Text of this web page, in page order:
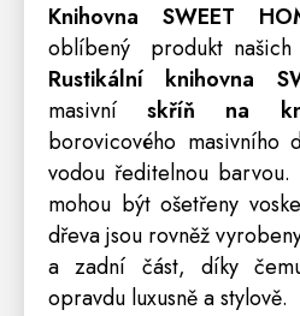
Knihovna SWEET
oblíbený produkt
Rustikální knihovna
masivní
skříň na
borovicového masivního
vodou ředitelnou
mohou být ošetřeny
dřeva jsou rovněž
a zadní část, díky
opravdu luxusně a stylově.